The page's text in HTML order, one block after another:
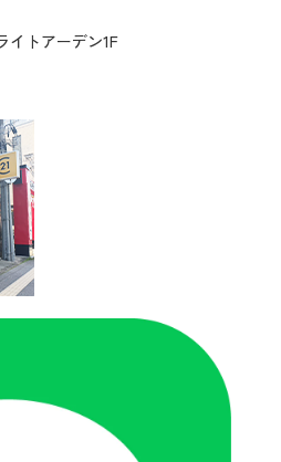
イトアーデン1F